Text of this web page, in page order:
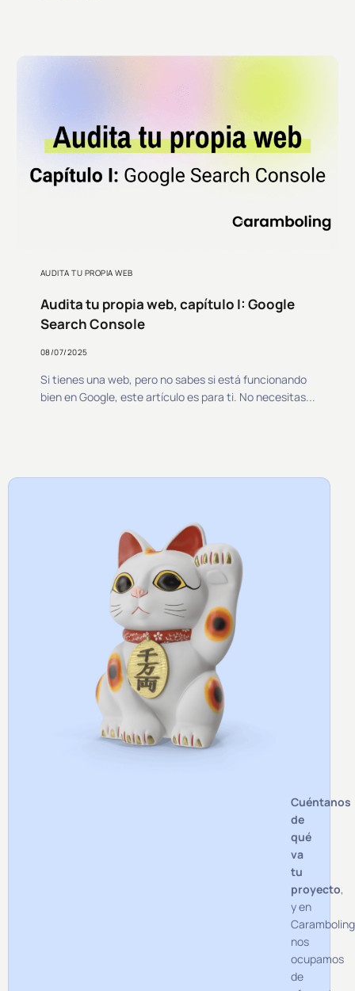
AUDITA TU PROPIA WEB
Audita tu propia web, capítulo I: Google
Search Console
08/07/2025
Si tienes una web, pero no sabes si está funcionando
bien en Google, este artículo es para ti. No necesitas...
Cuéntanos
de
qué
va
tu
proyecto,
y en
Caramboling
nos
ocupamos
de